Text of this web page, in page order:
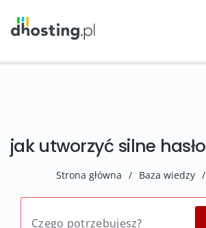
jak utworzyć silne hasło
Strona główna / Baza wiedzy /